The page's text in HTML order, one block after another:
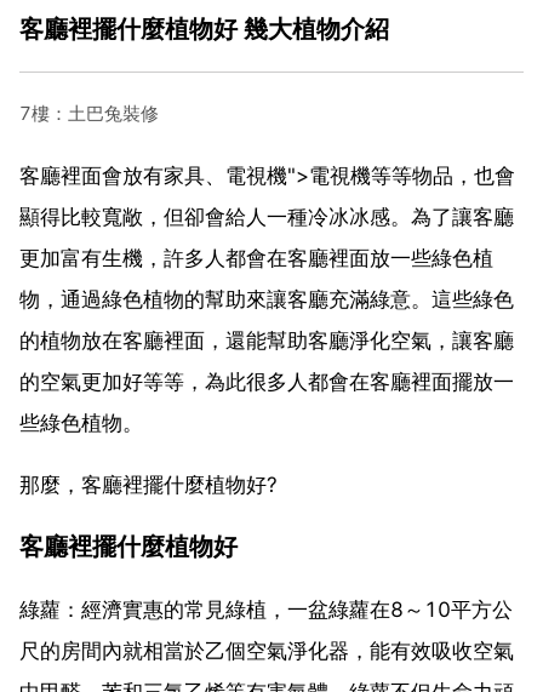
客廳裡擺什麼植物好 幾大植物介紹
7樓：土巴兔裝修
客廳裡面會放有家具、電視機">電視機等等物品，也會
顯得比較寬敞，但卻會給人一種冷冰冰感。為了讓客廳
更加富有生機，許多人都會在客廳裡面放一些綠色植
物，通過綠色植物的幫助來讓客廳充滿綠意。這些綠色
的植物放在客廳裡面，還能幫助客廳淨化空氣，讓客廳
的空氣更加好等等，為此很多人都會在客廳裡面擺放一
些綠色植物。
那麼，客廳裡擺什麼植物好?
客廳裡擺什麼植物好
綠蘿：經濟實惠的常見綠植，一盆綠蘿在8～10平方公
尺的房間內就相當於乙個空氣淨化器，能有效吸收空氣